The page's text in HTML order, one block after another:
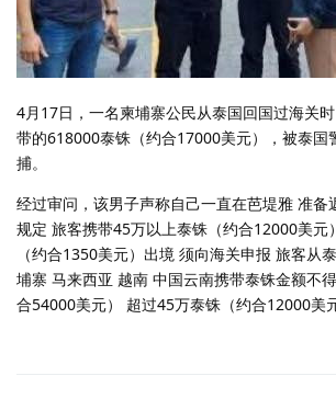
4月17日，一名柬埔寨公民从泰国回国过海关
带的618000泰铢（约合17000美元），被泰国
捕。
经过审问，该男子声称自己一直在芭堤雅 准备
规定 旅客携带45万以上泰铢（约合12000美元
（约合1350美元）出境 须向海关申报 旅客从
埔寨 马来西亚 越南 中国云南携带泰铢金额不
合54000美元） 超过45万泰铢（约合12000美